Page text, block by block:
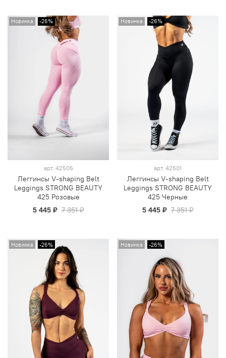
Новинка -26%
арт. 42505
Леггинсы V-shaping Belt
Leggings STRONG BEAUTY
425 Розовые
5 445 ₽ 7 351 ₽
Новинка -26%
арт. 42501
Леггинсы V-shaping Belt
Leggings STRONG BEAUTY
425 Черные
5 445 ₽ 7 351 ₽
Новинка -26% Новинка -26%